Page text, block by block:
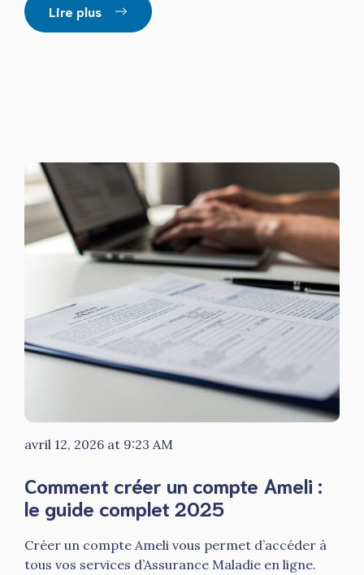
Lire plus
avril 12, 2026 at 9:23 AM
Comment créer un compte Ameli :
le guide complet 2025
Créer un compte Ameli vous permet d’accéder à
tous vos services d’Assurance Maladie en ligne.